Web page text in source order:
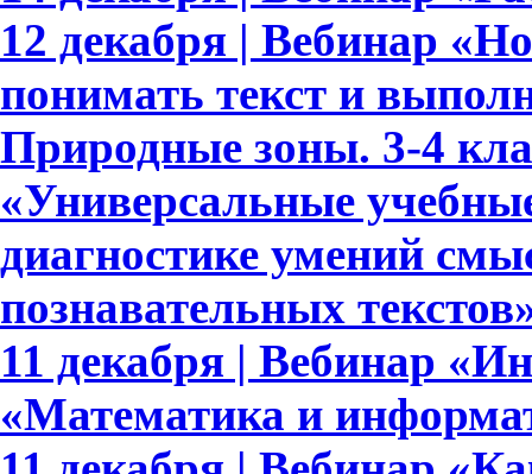
12 декабря | Вебинар
понимать текст и
Природные зоны. 3-4
«Универсальные
диагностике умений
познавательных
11 декабря | Вебинар
«Математика и